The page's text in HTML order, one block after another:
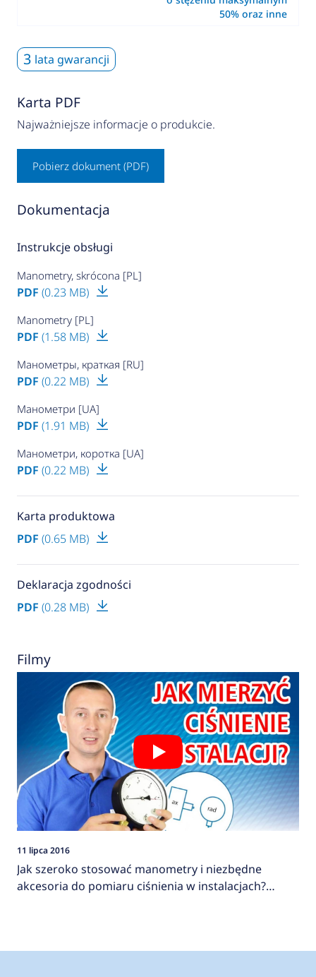
50% oraz inne
3 lata gwarancji
Karta PDF
Najważniejsze informacje o produkcie.
Pobierz dokument (PDF)
Dokumentacja
Instrukcje obsługi
Manometry, skrócona [PL]
PDF (0.23 MB)
Manometry [PL]
PDF (1.58 MB)
Манометры, краткая [RU]
PDF (0.22 MB)
Манометри [UA]
PDF (1.91 MB)
Манометри, коротка [UA]
PDF (0.22 MB)
Karta produktowa
PDF (0.65 MB)
Deklaracja zgodności
PDF (0.28 MB)
Filmy
11 lipca 2016
Jak szeroko stosować manometry i niezbędne
akcesoria do pomiaru ciśnienia w instalacjach?